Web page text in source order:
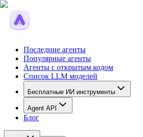
Последние агенты
Популярные агенты
Агенты с открытым кодом
Список LLM моделей
Бесплатные ИИ инструменты
Agent API
Блог